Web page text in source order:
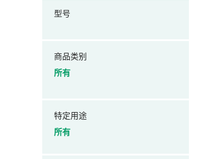
型号
商品类别
所有
特定用途
所有